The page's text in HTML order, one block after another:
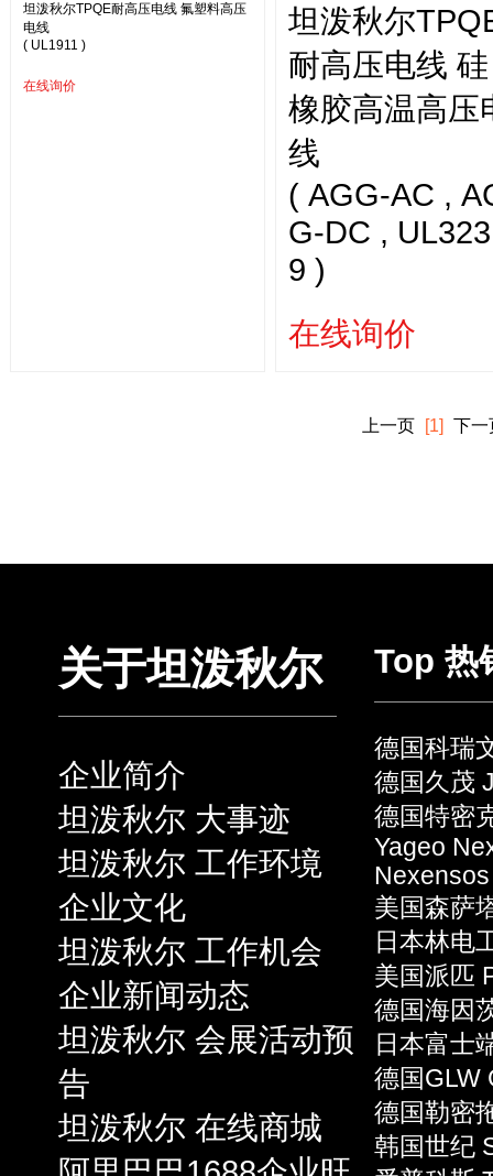
坦泼秋尔TPQE耐高压电线 氟塑料高压
电线
( UL1911 )
在线询价
坦泼秋尔
耐高压电线 硅
橡胶高温高压
线
( AGG-AC ,
G-DC , UL323
9 )
在线询价
上一页 [1] 下一
关于坦泼秋尔
企业简介
坦泼秋尔 大事迹
坦泼秋尔 工作环境
企业文化
坦泼秋尔 工作机会
企业新闻动态
坦泼秋尔 会展活动预
告
坦泼秋尔 在线商城
Top 热
德国科瑞
德国久茂
德国特密
Yageo
Nexensos
美国森萨
日本林电
美国派匹
德国海因
日本富士
德国GLW
德国勒密
韩国世纪